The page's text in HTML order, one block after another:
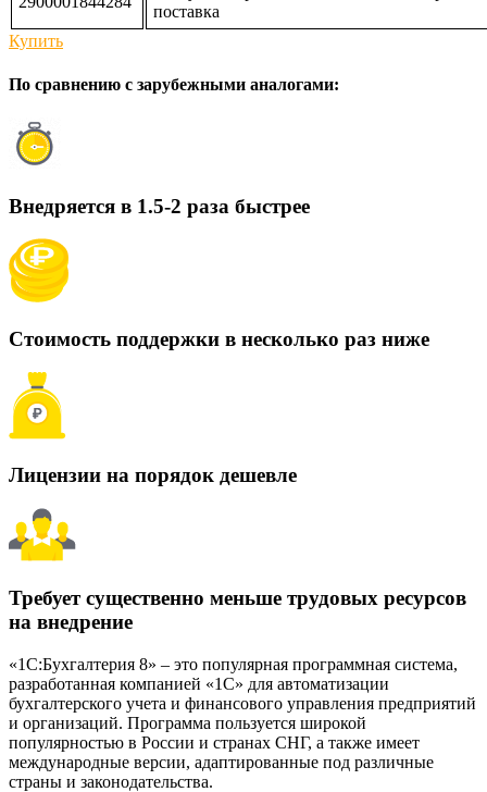
поставка
Купить
По сравнению с зарубежными аналогами:
Внедряется в 1.5-2 раза быстрее
Стоимость поддержки в несколько раз ниже
Лицензии на порядок дешевле
Требует существенно меньше трудовых ресурсов
на внедрение
«1C:Бухгалтерия 8» – это популярная программная система,
разработанная компанией «1С» для автоматизации
бухгалтерского учета и финансового управления предприятий
и организаций. Программа пользуется широкой
популярностью в России и странах СНГ, а также имеет
международные версии, адаптированные под различные
страны и законодательства.